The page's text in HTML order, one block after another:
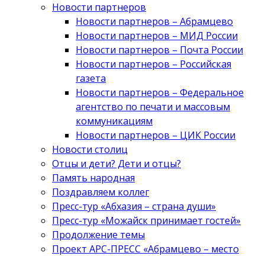
Новости партнеров
Новости партнеров – Абрамцево
Новости партнеров – МИД России
Новости партнеров – Почта России
Новости партнеров – Российская
газета
Новости партнеров – Федеральное
агентство по печати и массовым
коммуникациям
Новости партнеров – ЦИК России
Новости столиц
Отцы и дети? Дети и отцы?
Память народная
Поздравляем коллег
Пресс-тур «Абхазия – страна души»
Пресс-тур «Можайск принимает гостей»
Продолжение темы
Проект АРС-ПРЕСС «Абрамцево – место